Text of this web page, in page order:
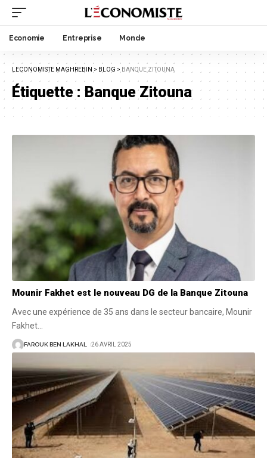
Economie Entreprise Monde
LECONOMISTE MAGHREBIN > BLOG > BANQUE ZITOUNA
Étiquette :Banque Zitouna
Mounir Fakhet est le nouveau DG de la Banque Zitouna
Avec une expérience de 35 ans dans le secteur bancaire, Mounir
Fakhet
FAROUK BEN LAKHAL 26 AVRIL 2025